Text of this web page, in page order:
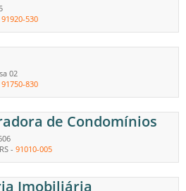
91920-530
02
91750-830
de Condomínios
RS - 91010-005
Imobiliária